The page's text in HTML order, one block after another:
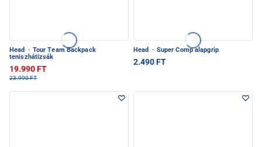
Head · Tour Team Backpack
teniszhátizsák
19.990 FT
23.990 FT
Head · Super Comp alapgrip
2.490 FT